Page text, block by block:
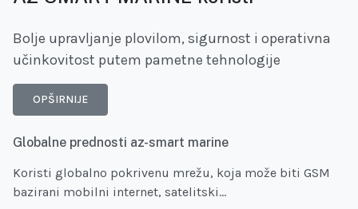
Bolje upravljanje plovilom, sigurnost i operativna
učinkovitost putem pametne tehnologije
OPŠIRNIJE
Globalne prednosti az-smart marine
Koristi globalno pokrivenu mrežu, koja može biti GSM
bazirani mobilni internet, satelitski...